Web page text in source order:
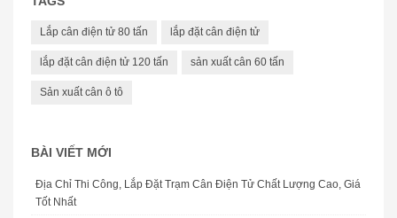
Lắp cân điện tử 80 tấn lắp đặt cân điện tử
lắp đặt cân điện tử 120 tấn sản xuất cân 60 tấn
Sản xuất cân ô tô
BÀI VIẾT MỚI
Địa Chỉ Thi Công, Lắp Đặt Trạm Cân Điện Tử Chất Lượng Cao, Giá
Tốt Nhất